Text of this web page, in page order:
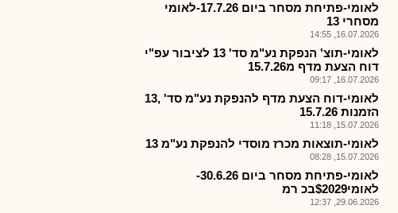
לאומי-פתיחת מסחר ביום 17.7.26-לאומי
מסחרי 13
16.07.2026, 14:55
לאומי-תוצ' הנפקת נע"מ סד' 13 לציבור עפ"י
דוח הצעת מדף מ15.7.26
16.07.2026, 09:17
לאומי-דוח הצעת מדף להנפקת נע"מ סד' ,13
הזמנות 15.7.26
15.07.2026, 11:18
לאומי-תוצאות מכרז מוסדי להנפקת נע"מ 13
15.07.2026, 08:28
לאומי-פתיחת מסחר ביום 30.6.26-
לאומי$2029בכ רמ
29.06.2026, 12:37